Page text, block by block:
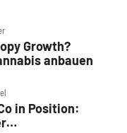
Growth?
anbauen
in Position: